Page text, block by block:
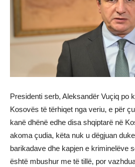
Presidenti serb, Aleksandër Vuçiq po
Kosovës të tërhiqet nga veriu, e për
kanë dhënë edhe disa shqiptarë në
akoma çudia, këta nuk u dëgjuan
barikadave dhe kapjen e kriminelëve
është mbushur me të tillë, por